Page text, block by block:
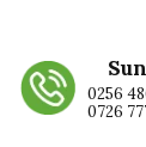
0256
0726